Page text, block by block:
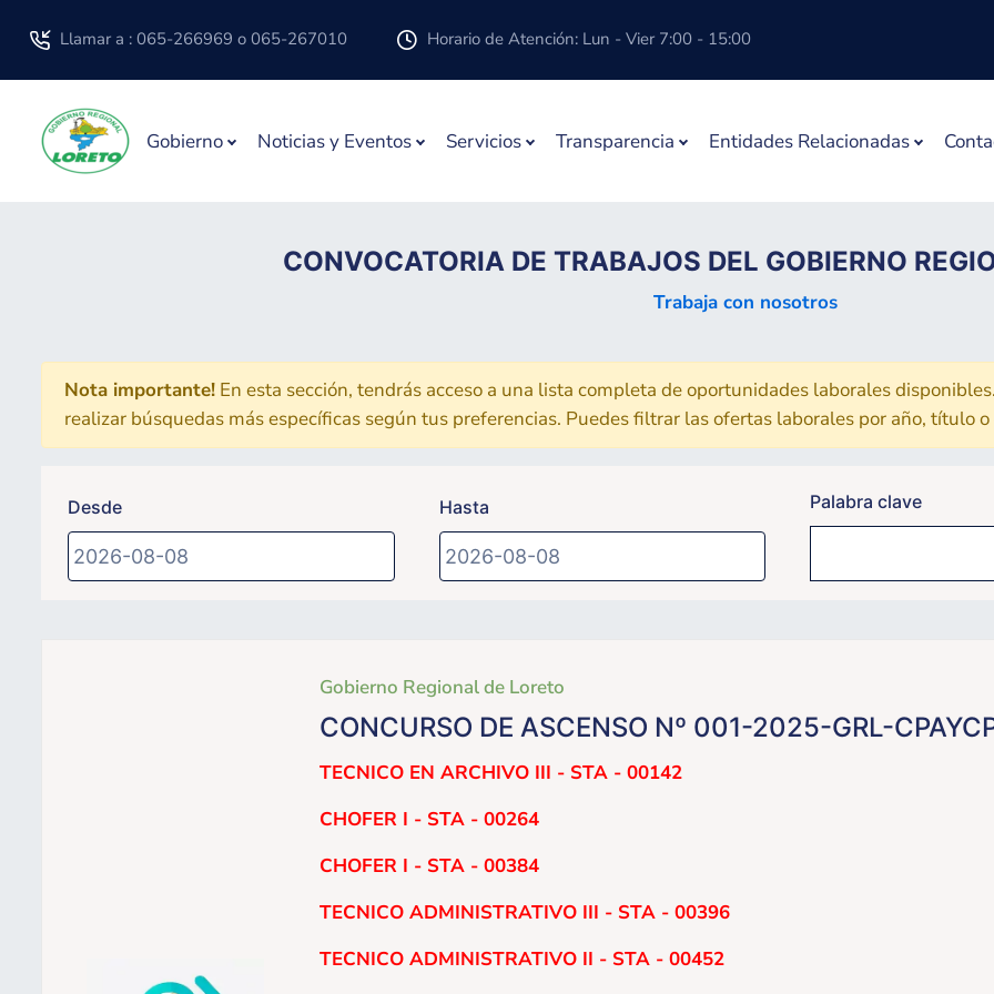
icon
Llamar a : 065-266969 o 065-267010 icon
Horario de Atención: Lun - Vier 7:00 - 15:00
Gobierno Noticias y Eventos Servicios Transparencia Entidades Relacionadas
CONVOCATORIA DE TRABAJOS DEL GOBIERNO
Trabaja con nosotros
Nota importante! En esta sección, tendrás acceso a una lista completa de oportunidades laborales
realizar búsquedas más específicas según tus preferencias. Puedes filtrar las ofertas laborales por año, título o
Desde Hasta Palabra clave
Gobierno Regional de Loreto
CONCURSO DE ASCENSO Nº 001-2025-GRL-
TECNICO EN ARCHIVO III - STA - 00142
CHOFER I - STA - 00264
CHOFER I - STA - 00384
TECNICO ADMINISTRATIVO III - STA - 00396
TECNICO ADMINISTRATIVO II - STA - 00452